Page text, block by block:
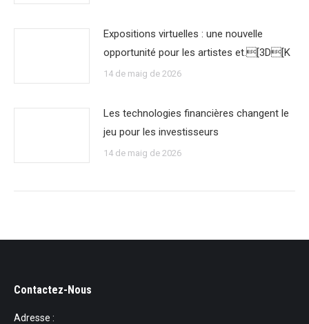
Expositions virtuelles : une nouvelle
opportunité pour les artistes et.[3D[K
14 de maig de 2026
Les technologies financières changent le
jeu pour les investisseurs
14 de maig de 2026
Contactez-Nous
Adresse :